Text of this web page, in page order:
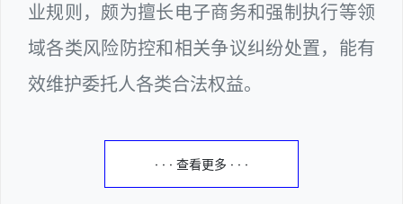
业规则，颇为擅长电子商务和强制执行等领
域各类风险防控和相关争议纠纷处置，能有
效维护委托人各类合法权益。
· · · 查看更多 · · ·